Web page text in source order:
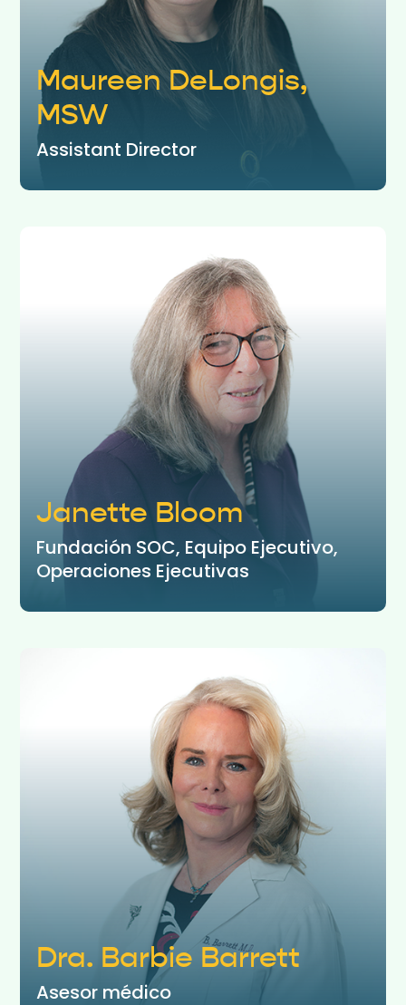
Maureen DeLongis,
MSW
Assistant Director
Janette Bloom
Fundación SOC, Equipo Ejecutivo,
Operaciones Ejecutivas
Dra. Barbie Barrett
Asesor médico